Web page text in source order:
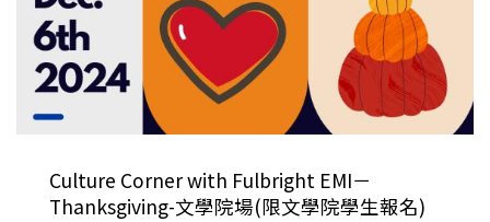
Culture Corner with Fulbright EMI－
Thanksgiving-文學院場(限文學院學生報名)